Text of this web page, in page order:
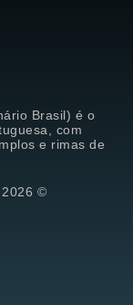
Brasil) é o
com
e rimas de
2026 ©